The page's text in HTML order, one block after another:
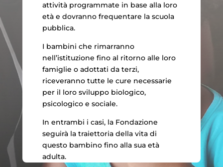
attività programmate in base alla loro
età e dovranno frequentare la scuola
pubblica.
I bambini che rimarranno
nell’istituzione fino al ritorno alle loro
famiglie o adottati da terzi,
riceveranno tutte le cure necessarie
per il loro sviluppo biologico,
psicologico e sociale.
In entrambi i casi, la Fondazione
seguirà la traiettoria della vita di
questo bambino fino alla sua età
adulta.